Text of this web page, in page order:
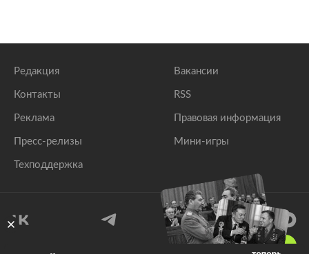
Редакция
Контакты
Реклама
Пресс-релизы
Техподдержка
Вакансии
RSS
Правовая информация
Мини-игры